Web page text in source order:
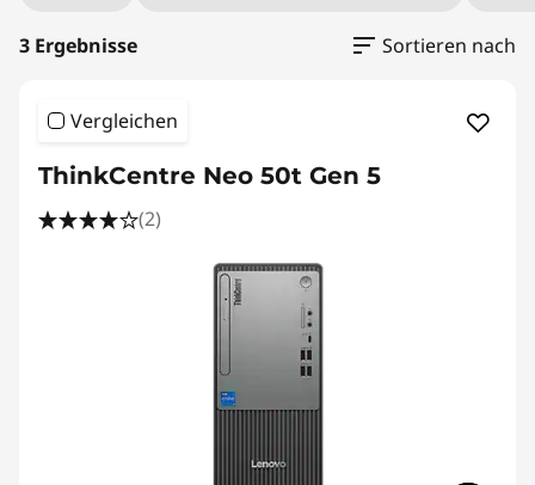
3 Ergebnisse Sortieren nach
Vergleichen
ThinkCentre Neo 50t Gen 5
(2)